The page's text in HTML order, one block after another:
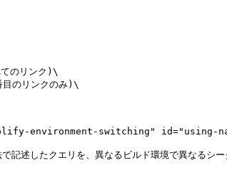
リンク)\
リンクのみ)\
environment-switching"
述したクエリを、異なるビルド環境で異なるシ